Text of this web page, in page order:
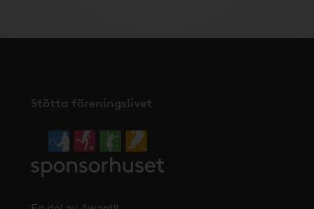
Stötta föreningslivet